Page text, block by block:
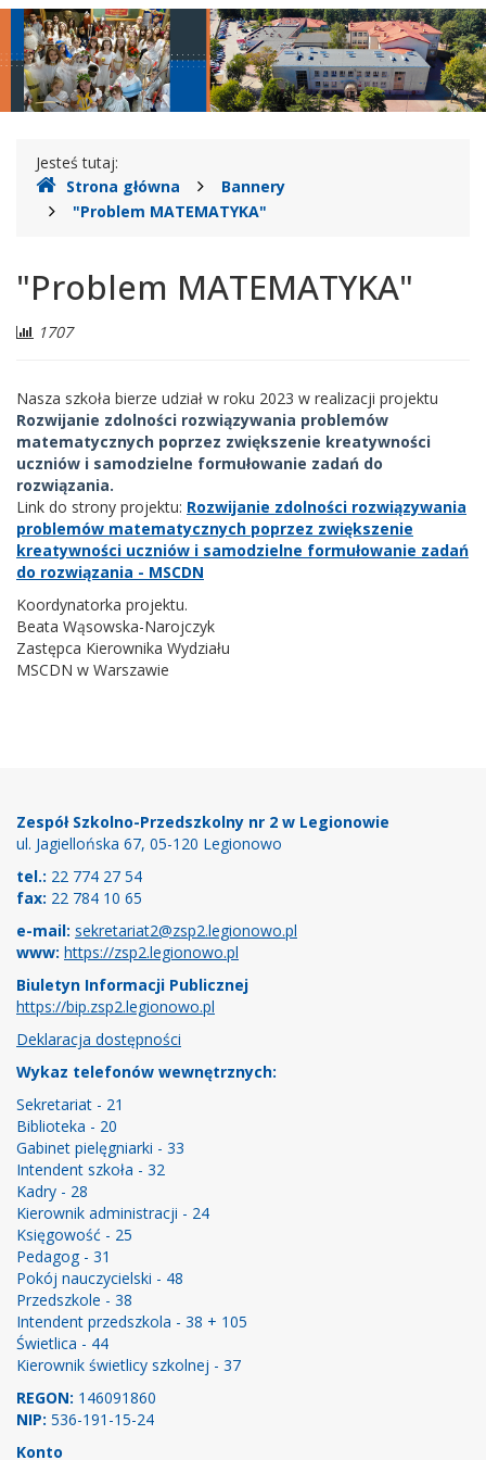
Gdzie
jesteśmy
Jesteś tutaj:
Strona główna
Bannery
"Problem MATEMATYKA"
"Problem MATEMATYKA"
Liczba
1707
Nasza szkoła bierze udział w roku 2023 w realizacji projektu
Rozwijanie zdolności rozwiązywania problemów
matematycznych poprzez zwiększenie kreatywności
uczniów i samodzielne formułowanie zadań do
rozwiązania.
Link do strony projektu: Rozwijanie zdolności rozwiązywania
problemów matematycznych poprzez zwiększenie
kreatywności uczniów i samodzielne formułowanie zadań
do rozwiązania - MSCDN
Koordynatorka projektu.
Beata Wąsowska-Narojczyk
Zastępca Kierownika Wydziału
MSCDN w Warszawie
Zespół Szkolno-Przedszkolny nr 2 w Legionowie
ul. Jagiellońska 67, 05-120 Legionowo
tel.: 22 774 27 54
fax: 22 784 10 65
e-mail: sekretariat2@zsp2.legionowo.pl
www: https://zsp2.legionowo.pl
Biuletyn Informacji Publicznej
https://bip.zsp2.legionowo.pl
Deklaracja dostępności
Wykaz telefonów wewnętrznych:
Sekretariat - 21
Biblioteka - 20
Gabinet pielęgniarki - 33
Intendent szkoła - 32
Kadry - 28
Kierownik administracji - 24
Księgowość - 25
Pedagog - 31
Pokój nauczycielski - 48
Przedszkole - 38
Intendent przedszkola - 38 + 105
Świetlica - 44
Kierownik świetlicy szkolnej - 37
REGON: 146091860
NIP: 536-191-15-24
Konto